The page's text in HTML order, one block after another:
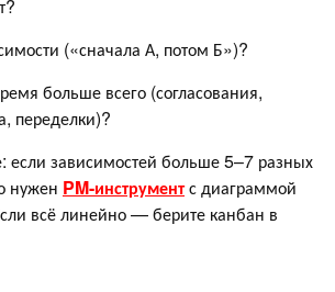
(«сначала А, потом Б»)?
больше всего (согласования,
переделки)?
если зависимостей больше 5–7 разных
нужен PM-инструментс диаграммой
всё линейно — берите канбан в